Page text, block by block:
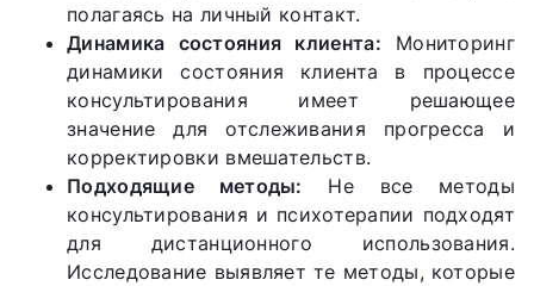
полагаясь на личный контакт.
Динамика состояния клиента: Мониторинг
динамики состояния клиента в процессе
консультирования имеет решающее
значение для отслеживания прогресса и
корректировки вмешательств.
Подходящие методы: Не все методы
консультирования и психотерапии подходят
для дистанционного использования.
Исследование выявляет те методы, которые